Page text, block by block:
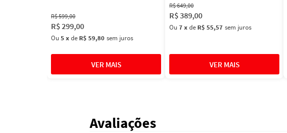
R$599,00
R$299,00
Ou 5xde R$ 59,80 sem juros
R$649,00
R$389,00
Ou 7xde R$ 55,57 sem juros
Avaliações